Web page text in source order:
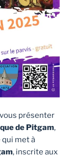
présenter
de Pitgam,
met à
, inscrite aux